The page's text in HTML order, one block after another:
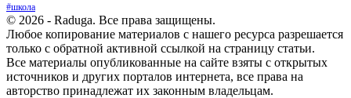
#школа
© 2026 - Raduga. Все права защищены.
Любое копирование материалов с нашего ресурса разрешается
только с обратной активной ссылкой на страницу статьи.
Все материалы опубликованные на сайте взяты с открытых
источников и других порталов интернета, все права на
авторство принадлежат их законным владельцам.